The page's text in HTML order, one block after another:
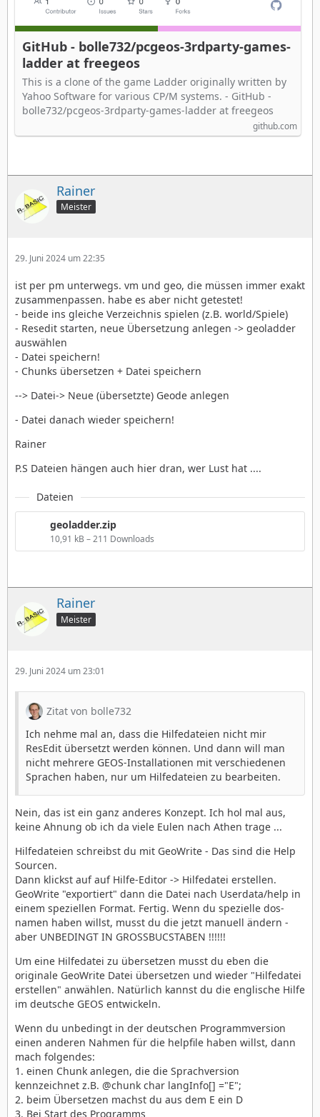
GitHub - bolle732/pcgeos-3rdparty-games-
ladder at freegeos
This is a clone of the game Ladder originally written by
Yahoo Software for various CP/M systems. - GitHub -
bolle732/pcgeos-3rdparty-games-ladder at freegeos
github.com
Rainer
Meister
29. Juni 2024 um 22:35
ist per pm unterwegs. vm und geo, die müssen immer exakt
zusammenpassen. habe es aber nicht getestet!
- beide ins gleiche Verzeichnis spielen (z.B. world/Spiele)
- Resedit starten, neue Übersetzung anlegen -> geoladder
auswählen
- Datei speichern!
- Chunks übersetzen + Datei speichern
--> Datei-> Neue (übersetzte) Geode anlegen
- Datei danach wieder speichern!
Rainer
P.S Dateien hängen auch hier dran, wer Lust hat ....
Dateien
geoladder.zip
10,91 kB – 211 Downloads
Rainer
Meister
29. Juni 2024 um 23:01
Zitat von bolle732
Ich nehme mal an, dass die Hilfedateien nicht mir
ResEdit übersetzt werden können. Und dann will man
nicht mehrere GEOS-Installationen mit verschiedenen
Sprachen haben, nur um Hilfedateien zu bearbeiten.
Nein, das ist ein ganz anderes Konzept. Ich hol mal aus,
keine Ahnung ob ich da viele Eulen nach Athen trage ...
Hilfedateien schreibst du mit GeoWrite - Das sind die Help
Sourcen.
Dann klickst auf auf Hilfe-Editor -> Hilfedatei erstellen.
GeoWrite "exportiert" dann die Datei nach Userdata/help in
einem speziellen Format. Fertig. Wenn du spezielle dos-
namen haben willst, musst du die jetzt manuell ändern -
aber UNBEDINGT IN GROSSBUCSTABEN !!!!!!
Um eine Hilfedatei zu übersetzen musst du eben die
originale GeoWrite Datei übersetzen und wieder "Hilfedatei
erstellen" anwählen. Natürlich kannst du die englische Hilfe
im deutsche GEOS entwickeln.
Wenn du unbedingt in der deutschen Programmversion
einen anderen Nahmen für die helpfile haben willst, dann
mach folgendes:
1. einen Chunk anlegen, die die Sprachversion
kennzeichnet z.B. @chunk char langInfo[] ="E";
2. beim Übersetzen machst du aus dem E ein D
3. Bei Start des Programms